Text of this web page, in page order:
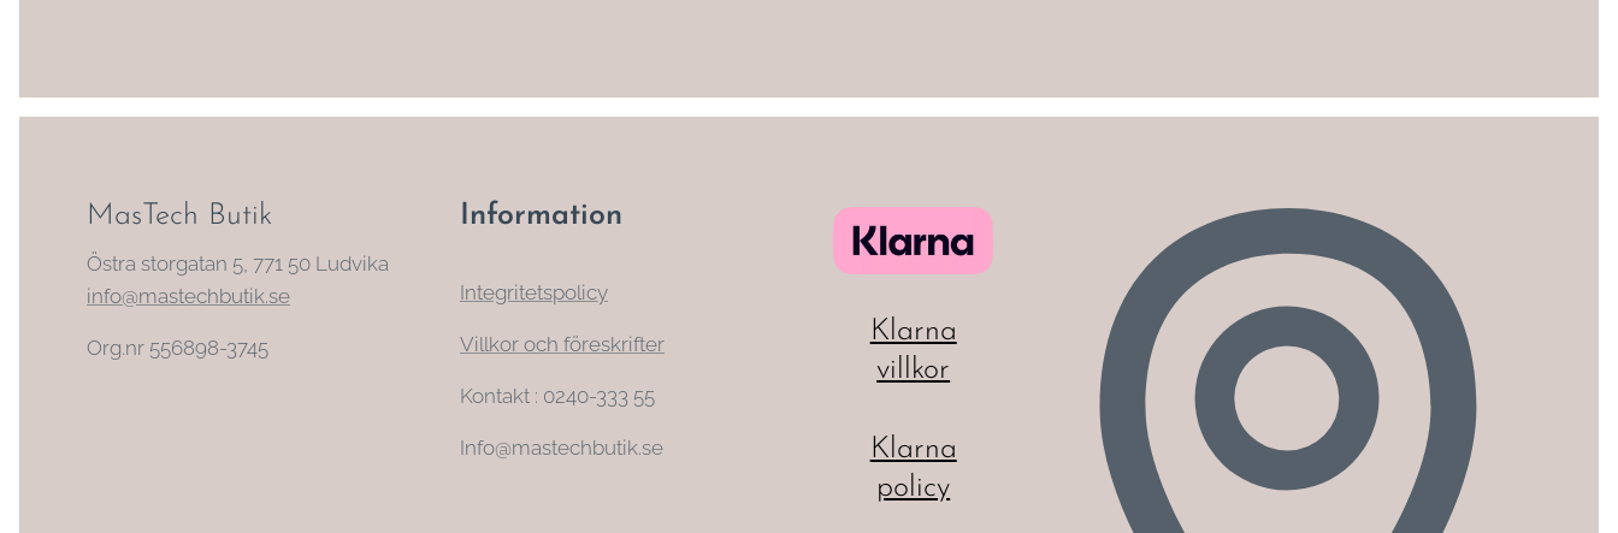
MasTech Butik
Östra storgatan 5, 771 50 Ludvika
info@mastechbutik.se
Org.nr 556898-3745
Information
Integritetspolicy
Villkor och föreskrifter
Kontakt : 0240-333 55
Info@mastechbutik.se
Klarna
villkor
Klarna
policy